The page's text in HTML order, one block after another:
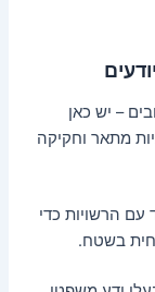
– יש כאן
מתאר וחקיקה
הרשויות כדי
בשטח.